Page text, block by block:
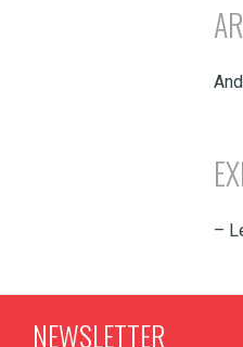
–
NEWSLETTER